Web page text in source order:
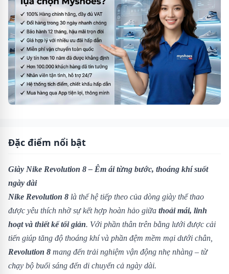
Đặc điểm nổi bật
Giày Nike Revolution 8 – Êm ái từng bước, thoáng khí suốt
ngày dài
Nike Revolution 8 là thế hệ tiếp theo của dòng giày thể thao
được yêu thích nhờ sự kết hợp hoàn hảo giữa thoải mái, linh
hoạt và thiết kế tối giản. Với phần thân trên bằng lưới được cải
tiến giúp tăng độ thoáng khí và phần đệm mềm mại dưới chân,
Revolution 8 mang đến trải nghiệm vận động nhẹ nhàng – từ
chạy bộ buổi sáng đến di chuyển cả ngày dài.